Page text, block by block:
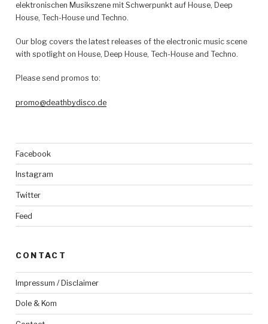
elektronischen Musikszene mit Schwerpunkt auf House, Deep
House, Tech-House und Techno.
Our blog covers the latest releases of the electronic music scene
with spotlight on House, Deep House, Tech-House and Techno.
Please send promos to:
promo@deathbydisco.de
Facebook
Instagram
Twitter
Feed
CONTACT
Impressum / Disclaimer
Dole & Kom